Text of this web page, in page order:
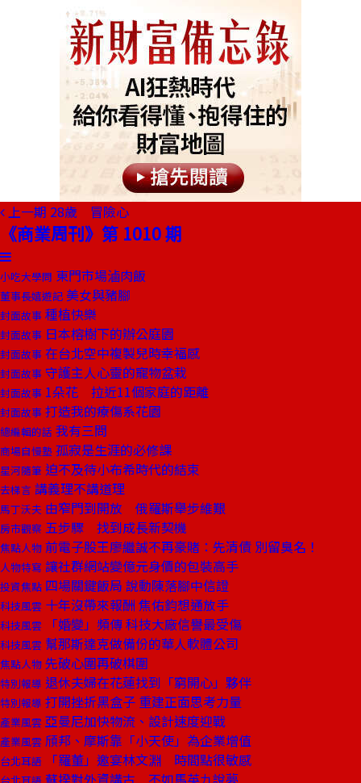
上一期 28歲 冒險心
《商業周刊》第 1010 期
小吃大學問 東門市場滷肉飯
董事長嬉遊記 美女與豬腳
封面故事 種植快樂
封面故事 日本榕樹下的辦公庭園
封面故事 在台北空中複製兒時幸福感
封面故事 守護主人心靈的寵物盆栽
封面故事 1朵花 拉近11個家庭的距離
封面故事 打造我的療傷系花園
總編輯的話 我有三問
商場自慢塾 孤寂是生涯的必修課
星河隨筆 迫不及待小布希時代的結束
去梯言 講義理不講道理
馬丁沃夫 由窄門到開放 俄羅斯舉步維艱
房市觀察 五步驟 找到成長新契機
焦點人物 前電子股王廖繼誠不再豪賭：先清債 別留臭名！
人物特寫 讓社群網站變億元身價的包裝高手
投資焦點 四場關鍵飯局 說動陳落腳中信證
科技風雲 十年沒帶來報酬 焦佑鈞想通放手
科技風雲 「婚變」頻傳 科技大廠信譽最受傷
科技風雲 幫那斯達克做備份的華人軟體公司
焦點人物 先破心圍再破棋圍
特別報導 退休夫婦在花蓮找到「窮開心」夥伴
特別報導 打開挫折黑盒子 重建正面思考力量
產業風雲 亞曼尼加快物流、設計速度迎戰
產業風雲 頎邦、摩斯靠「小天使」為企業增值
台北耳語 「羅董」邀宴林文淵 時間點很敏感
蘇揆對外資講古 不如馬英九說夢